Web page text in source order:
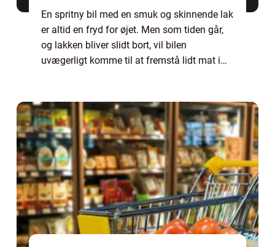
En spritny bil med en smuk og skinnende lak
er altid en fryd for øjet. Men som tiden går,
og lakken bliver slidt bort, vil bilen
uvægerligt komme til at fremstå lidt mat i